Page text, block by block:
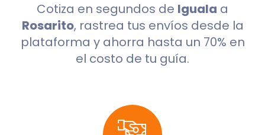
Cotiza en segundos de Iguala a
Rosarito, rastrea tus envíos desde la
plataforma y ahorra hasta un 70% en
el costo de tu guía.